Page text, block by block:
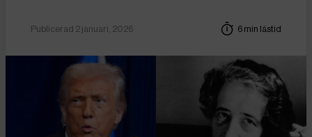
Publicerad 2 januari, 2026 6 min lästid